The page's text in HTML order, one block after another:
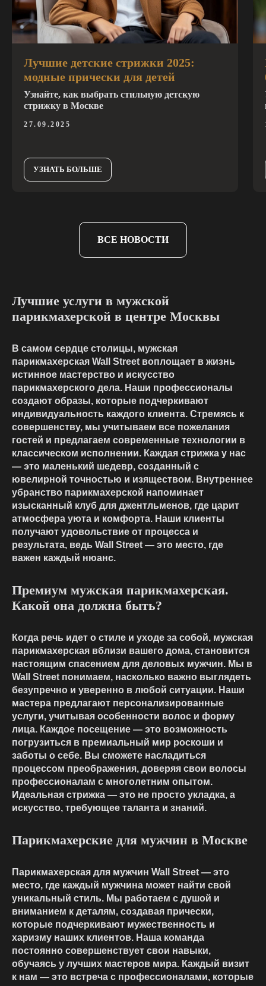
Лучшие детские стрижки 2025:
модные прически для детей
Узнайте, как выбрать стильную детскую
стрижку в Москве
27.09.2025
УЗНАТЬ БОЛЬШЕ
ВСЕ НОВОСТИ
Лучшие услуги в мужской
парикмахерской в центре Москвы
В самом сердце столицы, мужская
парикмахерская Wall Street воплощает в жизнь
истинное мастерство и искусство
парикмахерского дела. Наши профессионалы
создают образы, которые подчеркивают
индивидуальность каждого клиента. Стремясь к
совершенству, мы учитываем все пожелания
гостей и предлагаем современные технологии в
классическом исполнении. Каждая стрижка у нас
— это маленький шедевр, созданный с
ювелирной точностью и изяществом. Внутреннее
убранство парикмахерской напоминает
изысканный клуб для джентльменов, где царит
атмосфера уюта и комфорта. Наши клиенты
получают удовольствие от процесса и
результата, ведь Wall Street — это место, где
важен каждый нюанс.
Премиум мужская парикмахерская.
Какой она должна быть?
Когда речь идет о стиле и уходе за собой, мужская
парикмахерская вблизи вашего дома, становится
настоящим спасением для деловых мужчин. Мы в
Wall Street понимаем, насколько важно выглядеть
безупречно и уверенно в любой ситуации. Наши
мастера предлагают персонализированные
услуги, учитывая особенности волос и форму
лица. Каждое посещение — это возможность
погрузиться в премиальный мир роскоши и
заботы о себе. Вы сможете насладиться
процессом преображения, доверяя свои волосы
профессионалам с многолетним опытом.
Идеальная стрижка — это не просто укладка, а
искусство, требующее таланта и знаний.
Парикмахерские для мужчин в Москве
Парикмахерская для мужчин Wall Street — это
место, где каждый мужчина может найти свой
уникальный стиль. Мы работаем с душой и
вниманием к деталям, создавая прически,
которые подчеркивают мужественность и
харизму наших клиентов. Наша команда
постоянно совершенствует свои навыки,
обучаясь у лучших мастеров мира. Каждый визит
к нам — это встреча с профессионалами, которые